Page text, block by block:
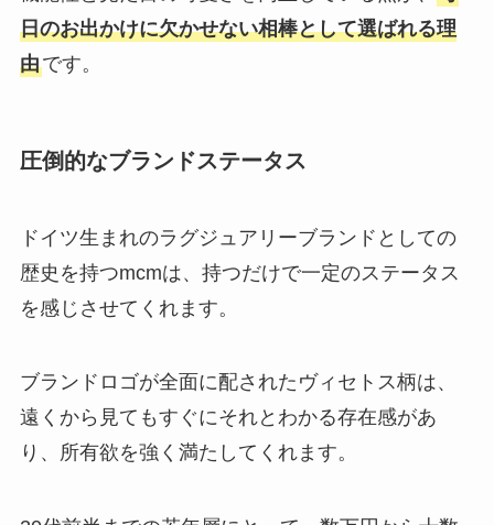
日のお出かけに欠かせない相棒として選ばれる理
由です。
圧倒的なブランドステータス
ドイツ生まれのラグジュアリーブランドとしての
歴史を持つmcmは、持つだけで一定のステータス
を感じさせてくれます。
ブランドロゴが全面に配されたヴィセトス柄は、
遠くから見てもすぐにそれとわかる存在感があ
り、所有欲を強く満たしてくれます。